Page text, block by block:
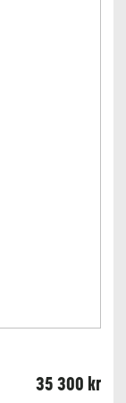
35 300 kr